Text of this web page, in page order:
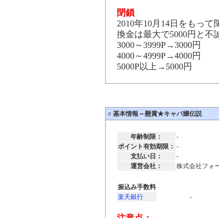
閉鎖
2010年10月14日をもっ
換金は最大で5000円と不
3000～3999P→3000円
4000～4999P→4000円
5000P以上→5000円
○ 基本情報～懸賞★キャバ嬢伝説
年齢制限：
-
ポイント有効期限： -
支払い日：
-
運営会社：
株式会社フォ
振込み手数料
楽天銀行
-